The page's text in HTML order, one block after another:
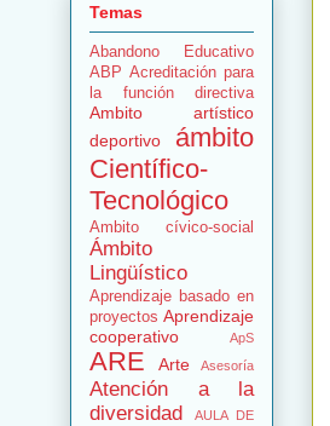
Temas
Abandono Educativo
ABP Acreditación para
la función directiva
Ambito artístico
deportivo
ámbito
Científico-
Tecnológico
Ambito cívico-social
Ámbito
Lingüístico
Aprendizaje basado en
proyectos Aprendizaje
cooperativo
ApS
ARE Arte Asesoría
Atención a la
diversidad
AULA DE